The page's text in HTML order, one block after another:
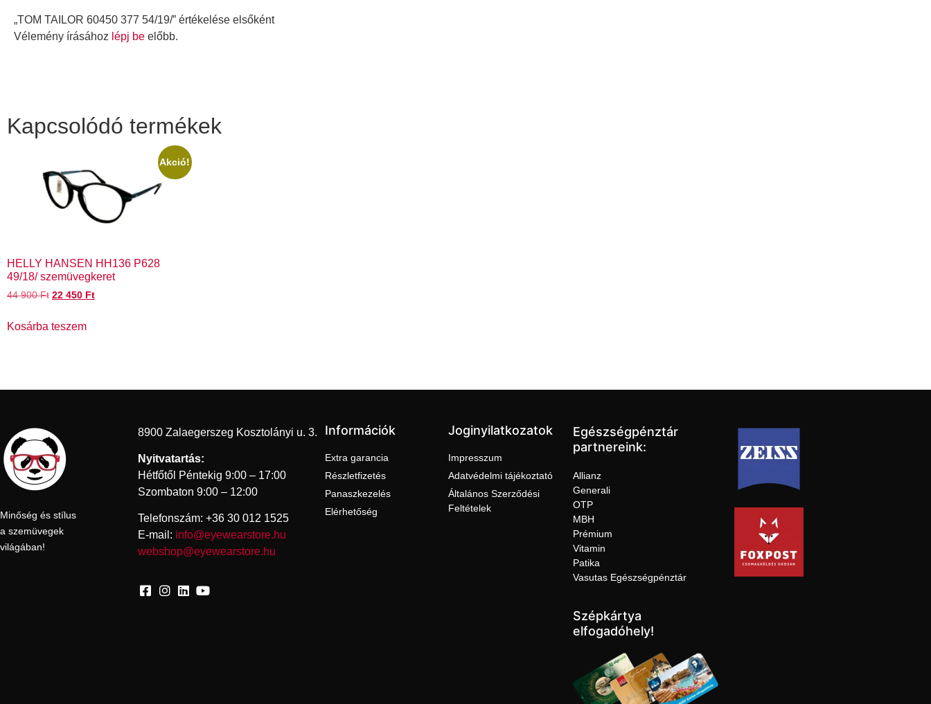
„TOM TAILOR 60450 377 54/19/” értékelése elsőként
Vélemény írásához lépj be előbb.
Kapcsolódó termékek
Akció!
HELLY HANSEN HH136 P628
49/18/ szemüvegkeret
44 900Ft 22 450 Ft
Kosárba teszem
Minőség és stílus
a szemüvegek
világában!
8900 Zalaegerszeg Kosztolányi u. 3.
Nyitvatartás:
Hétfőtől Péntekig 9:00 – 17:00
Szombaton 9:00 – 12:00
Telefonszám: +36 30 012 1525
E-mail: info@eyewearstore.hu
webshop@eyewearstore.hu
Információk
Extra garancia
Részletfizetés
Panaszkezelés
Elérhetőség
Joginyilatkozatok
Impresszum
Adatvédelmi tájékoztató
Általános Szerződési
Feltételek
Egészségpénztár
partnereink:
Allianz
Generali
OTP
MBH
Prémium
Vitamin
Patika
Vasutas Egészségpénztár
Szépkártya
elfogadóhely!